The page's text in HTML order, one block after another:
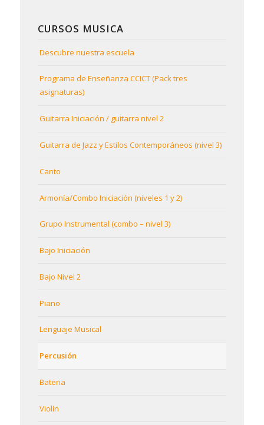
CURSOS MUSICA
Descubre nuestra escuela
Programa de Enseñanza CCICT (Pack tres
asignaturas)
Guitarra Iniciación / guitarra nivel 2
Guitarra de Jazz y Estilos Contemporáneos (nivel 3)
Canto
Armonía/Combo Iniciación (niveles 1 y 2)
Grupo Instrumental (combo – nivel 3)
Bajo Iniciación
Bajo Nivel 2
Piano
Lenguaje Musical
Percusión
Bateria
Violín